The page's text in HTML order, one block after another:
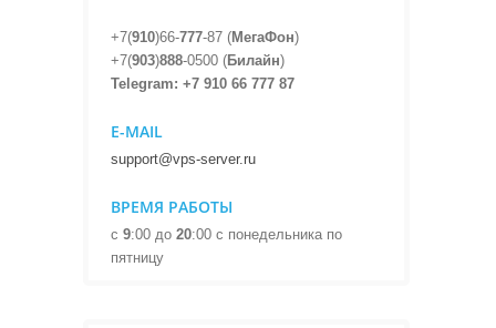
+7(910)66-777-87 (МегаФон)
+7(903)888-0500 (Билайн)
Telegram: +7 910 66 777 87
E-MAIL
support@vps-server.ru
ВРЕМЯ РАБОТЫ
с 9:00 до 20:00 с понедельника по
пятницу